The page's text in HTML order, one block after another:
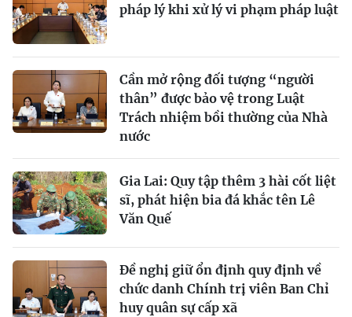
pháp lý khi xử lý vi phạm pháp luật
Cần mở rộng đối tượng “người
thân” được bảo vệ trong Luật
Trách nhiệm bồi thường của Nhà
nước
Gia Lai: Quy tập thêm 3 hài cốt liệt
sĩ, phát hiện bia đá khắc tên Lê
Văn Quế
Đề nghị giữ ổn định quy định về
chức danh Chính trị viên Ban Chỉ
huy quân sự cấp xã